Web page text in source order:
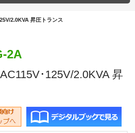
2.0KVA 昇圧トランス
2A
･125V/2.0KVA 昇